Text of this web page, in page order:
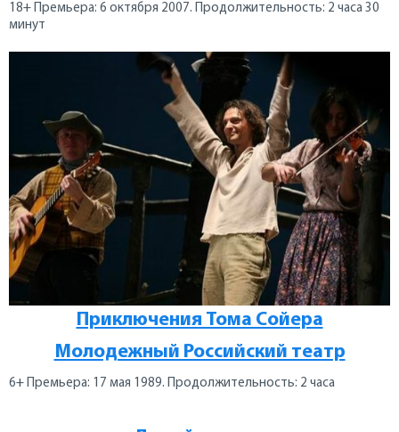
18+ Премьера: 6 октября 2007. Продолжительность: 2 часа 30
минут
Приключения Тома Сойера
Молодежный Российский театр
6+ Премьера: 17 мая 1989. Продолжительность: 2 часа